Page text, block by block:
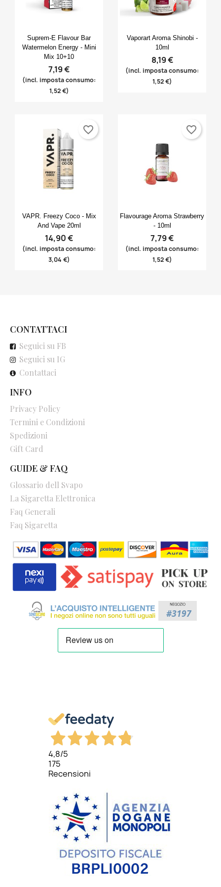
Anteprima
Suprem-E Flavour Bar
Watermelon Energy - Mini
Mix 10+10
7,19 €
(incl. imposta consumo:
1,52 €)
Anteprima
Vaporart Aroma Shinobi -
10ml
8,19 €
(incl. imposta consumo:
1,52 €)
 Anteprima
VAPR. Freezy Coco - Mix
And Vape 20ml
14,90 €
(incl. imposta consumo:
3,04 €)
favorite_border
Anteprima
Flavourage Aroma Strawberry
- 10ml
7,79 €
(incl. imposta consumo:
1,52 €)
favorite_border
CONTATTACI
Seguici su FB
Seguici su IG
Contattaci
INFO
Privacy Policy
Termini e Condizioni
Spedizioni
Gift Card
GUIDE & FAQ
Glossario dell Svapo
La Sigaretta Elettronica
Faq Generali
Faq Sigaretta
4,8/5
175
Recensioni